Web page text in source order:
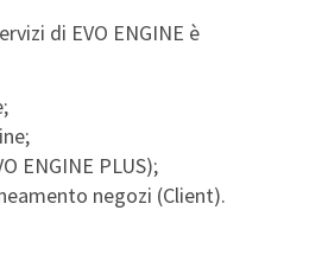
di EVO ENGINE è
ENGINE PLUS);
negozi (Client).